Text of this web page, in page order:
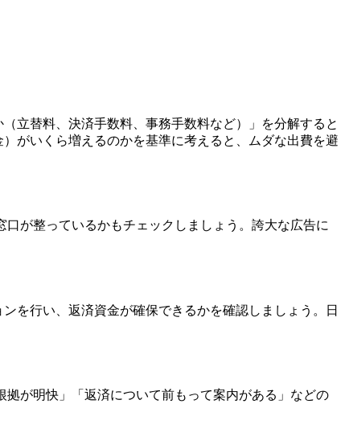
立替料、決済手数料、事務手数料など）」を分解すると
がいくら増えるのかを基準に考えると、ムダな出費を避
が整っているかもチェックしましょう。誇大な広告に
を行い、返済資金が確保できるかを確認しましょう。日
が明快」「返済について前もって案内がある」などの